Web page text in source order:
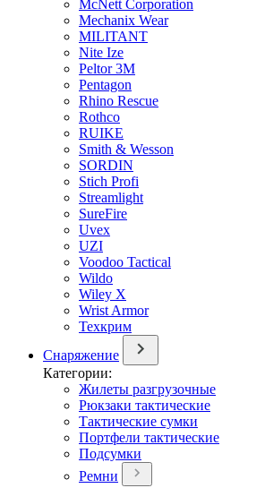
McNett Corporation
Mechanix Wear
MILITANT
Nite Ize
Peltor 3M
Pentagon
Rhino Rescue
Rothco
RUIKE
Smith & Wesson
SORDIN
Stich Profi
Streamlight
SureFire
Uvex
UZI
Voodoo Tactical
Wildo
Wiley X
Wrist Armor
Техкрим
Снаряжение
Категории:
Жилеты разгрузочные
Рюкзаки тактические
Тактические сумки
Портфели тактические
Подсумки
Ремни